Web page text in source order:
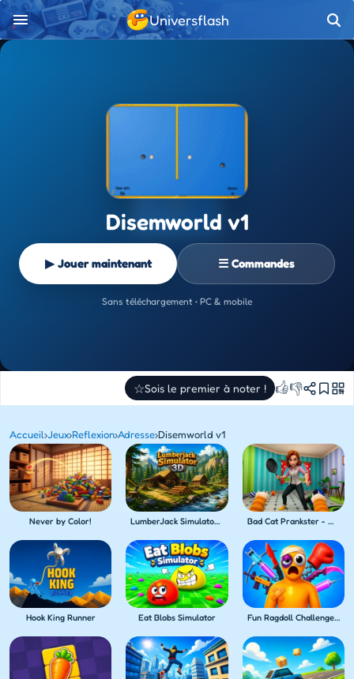
Universflash
Disemworld v1
▶ Jouer maintenant ☰ Commandes
Sans téléchargement • PC & mobile
☆Sois le premier à noter ! 👍👎
Accueil›Jeux›Reflexion›Adresse›Disemworld v1
Never by Color! LumberJack Simulator 3D Bad Cat Prankster - Mom's Return
Hook King Runner Eat Blobs Simulator Fun Ragdoll Challenge! Mini Games Collection!